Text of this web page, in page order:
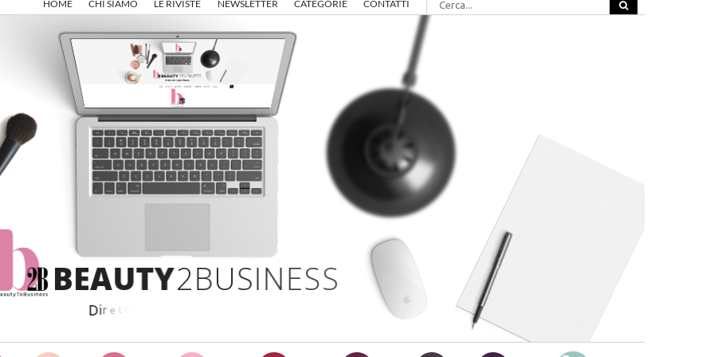
HOME CHI SIAMO LE RIVISTE NEWSLETTER CATEGORIE CONTATTI
per:
BEAUTY2BUSINESS
Dire t